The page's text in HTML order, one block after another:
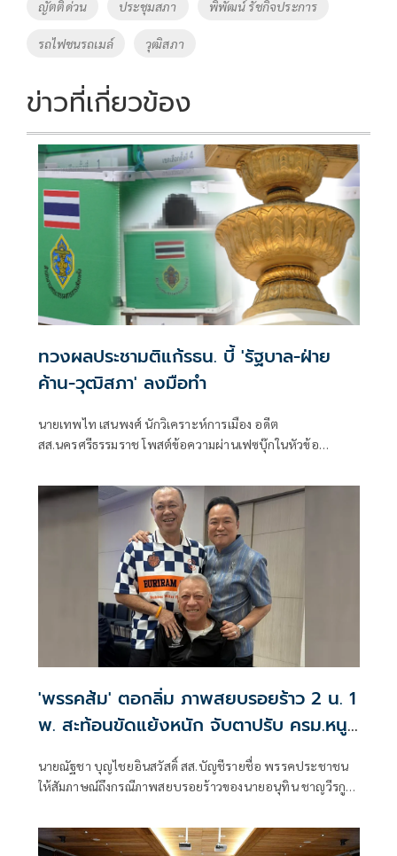
o
k
Tags
ญัตติด่วน ประชุมสภา พิพัฒน์ รัชกิจประการ
รถไฟชนรถเมล์ วุฒิสภา
ข่าวที่เกี่ยวข้อง
ทวงผลประชามติแก้รธน. บี้ 'รัฐบาล-ฝ่าย
ค้าน-วุฒิสภา' ลงมือทำ
นายเทพไท เสนพงศ์ นักวิเคราะห์การเมือง อดีต
สส.นครศรีธรรมราช โพสต์ข้อความผ่านเฟซบุ๊กในหัวข้อ
'พรรคส้ม' ตอกลิ่ม ภาพสยบรอยร้าว 2 น. 1
พ. สะท้อนขัดแย้งหนัก จับตาปรับ ครม.หนู
2 จูบปากหรือเขี่ยทิ้ง
นายณัฐชา บุญไชยอินสวัสดิ์ สส.บัญชีรายชื่อ พรรคประชาชน
ให้สัมภาษณ์ถึงกรณีภาพสยบรอยร้าวของนายอนุทิน ชาญวีรกูล
หัวหน้าพรรคภูมิใจไทย กับนายเนวิน ชิดชอบ ประธานสโมสร
ฟุตบอลบุรีรัมย์ยูไนเต็ด และนายพิพัฒน์ รัชกิจประการ รอง